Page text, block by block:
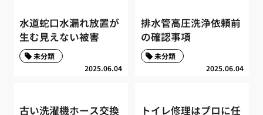
水道蛇口水漏れ放置が
生む見えない被害
2025.06.04
未分類
排水管高圧洗浄依頼前
の確認事項
2025.06.04
未分類
古い洗濯機ホース交換
トイレ修理はプロに任